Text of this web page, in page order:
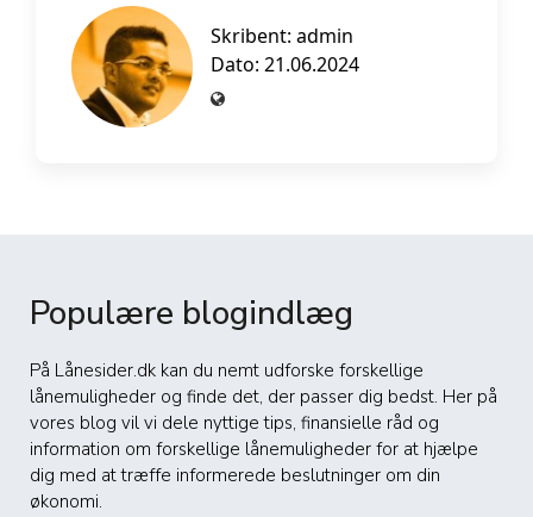
Skribent: admin
Dato: 21.06.2024
Populære blogindlæg
På Lånesider.dk kan du nemt udforske forskellige
lånemuligheder og finde det, der passer dig bedst. Her på
vores blog vil vi dele nyttige tips, finansielle råd og
information om forskellige lånemuligheder for at hjælpe
dig med at træffe informerede beslutninger om din
økonomi.